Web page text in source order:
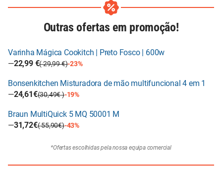
Outras ofertas em promoção!
Varinha Mágica Cookitch | Preto Fosco | 600w
—22,99 €( 29,99 €)-23%
Bonsenkitchen Misturadora de mão multifuncional 4 em 1
—24,61€(30,49€ )-19%
Braun MultiQuick 5 MQ 50001 M
—31,72€( 55,90€)-43%
*Ofertas escolhidas pela nossa equipa comercial